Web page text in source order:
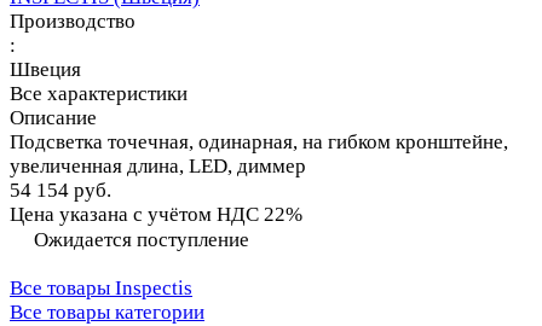
Производство
:
Швеция
Все характеристики
Описание
Подсветка точечная, одинарная, на гибком кронштейне,
увеличенная длина, LED, диммер
54 154 руб.
Цена указана с учётом НДС 22%
Ожидается поступление
Все товары Inspectis
Все товары категории